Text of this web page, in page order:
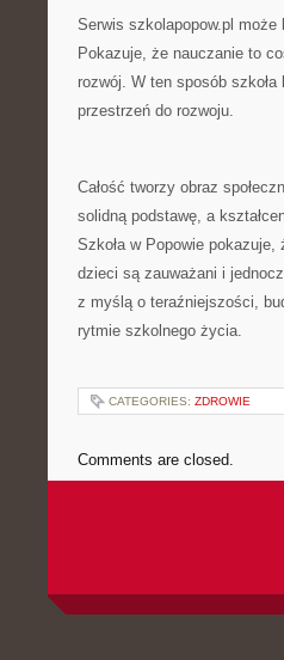
Serwis szkolapopow.pl
Pokazuje, że nauczanie to
rozwój. W ten sposób
przestrzeń do rozwoju.
Całość tworzy obraz
solidną podstawę, a
Szkoła w Popowie
dzieci są zauważani i
z myślą o teraźniejszości,
rytmie szkolnego życia.
CATEGORIES: ZDROWIE
Comments are closed.